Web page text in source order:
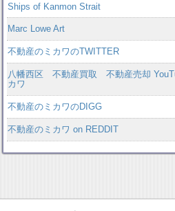
Ships of Kanmon Strait
Marc Lowe Art
不動産のミカワのTWITTER
八幡西区 不動産買取 不動産売却
カワ
不動産のミカワのDIGG
不動産のミカワ on REDDIT